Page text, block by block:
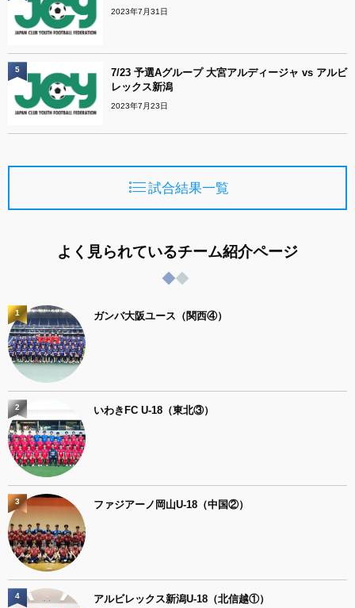
2023年7月31日
7/23 予選Aグループ 大宮アルディージャ vs アルビ
レックス新潟
2023年7月23日
5
試合結果一覧
よく見られているチーム紹介ページ
ガンバ大阪ユース（関西④）
1
いわきFC U-18（東北③）
2
ファジアーノ岡山U-18（中国②）
3
アルビレックス新潟U-18（北信越①）
4